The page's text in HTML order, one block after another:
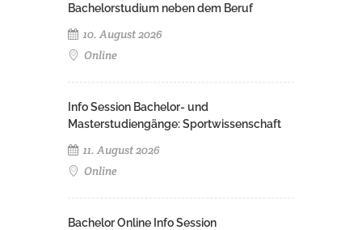
Bachelorstudium neben dem Beruf
10. August 2026
Online
Info Session Bachelor- und
Masterstudiengänge: Sportwissenschaft
11. August 2026
Online
Bachelor Online Info Session